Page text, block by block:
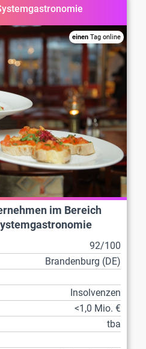
einen Tag online
im Bereich
92/100
Brandenburg (DE)
Insolvenzen
<1,0 Mio. €
tba